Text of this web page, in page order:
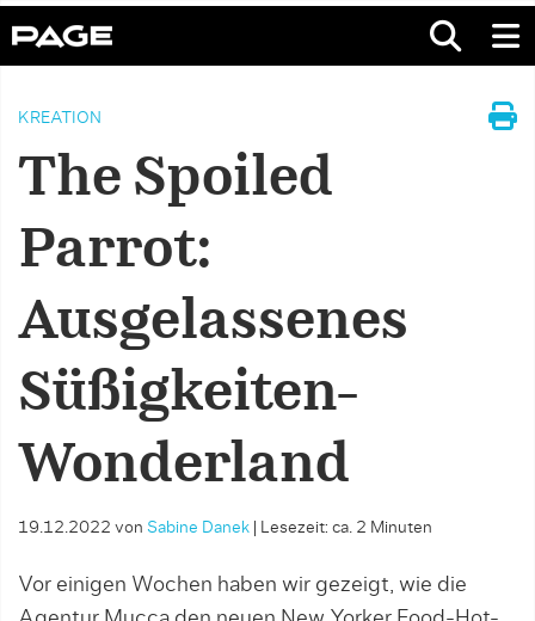
KREATION
The Spoiled
Parrot:
Ausgelassenes
Süßigkeiten-
Wonderland
19.12.2022 von Sabine Danek Lesezeit: ca. 2 Minuten
Vor einigen Wochen haben wir gezeigt, wie die